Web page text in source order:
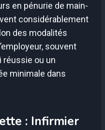
en pénurie de main-
considérablement
des modalités
souvent
réussie ou un
minimale dans
: Infirmier